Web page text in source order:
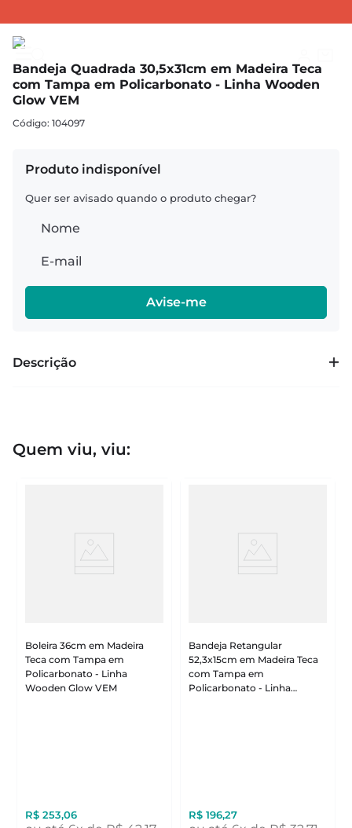
Bandeja Quadrada 30,5x31cm em Madeira Teca
com Tampa em Policarbonato - Linha Wooden
Glow VEM
: 104097
Descrição
Quem viu, viu:
Boleira 36cm em Madeira
Teca com Tampa em
Policarbonato - Linha
Wooden Glow VEM
R$ 253,06
Bandeja Retangular
52,3x15cm em Madeira Teca
com Tampa em
Policarbonato - Linha
R$ 196,27